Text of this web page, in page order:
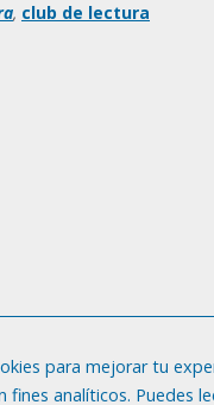
, club de lectura
para mejorar tu
fines analíticos. Puedes